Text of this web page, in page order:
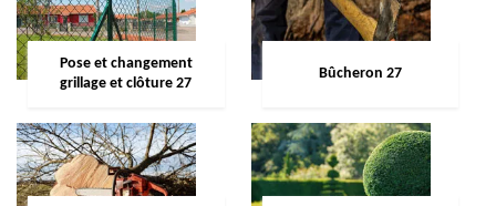
Pose et changement
grillage et clôture 27
Bûcheron 27